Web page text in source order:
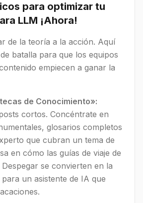
para optimizar tu
LLM ¡Ahora!
de la teoría a la acción. Aquí
batalla para que los equipos
empiecen a ganar la
de Conocimiento»:
cortos. Concéntrate en
glosarios completos
que cubran un tema de
en cómo las guías de viaje de
se convierten en la
un asistente de IA que